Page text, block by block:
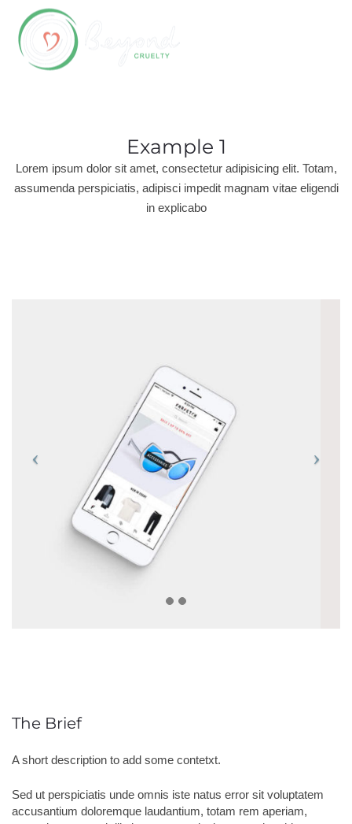
Example 1
Lorem ipsum dolor sit amet, consectetur adipisicing elit. Totam,
assumenda perspiciatis, adipisci impedit magnam vitae eligendi
in explicabo
The Brief
A short description to add some contetxt.
Sed ut perspiciatis unde omnis iste natus error sit voluptatem
accusantium doloremque laudantium, totam rem aperiam,